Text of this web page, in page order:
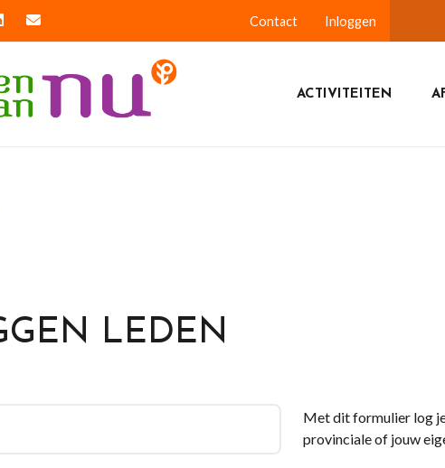
Contact Inloggen
ACTIVITEITEN
LEDEN
Met dit formulier log
provinciale of jouw